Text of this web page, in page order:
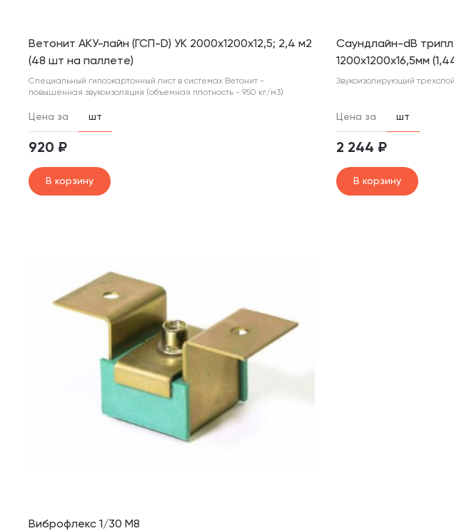
Ветонит АКУ-лайн (ГСП-D) УК 2000х1200х12,5; 2,4 м2
(48 шт на паллете)
Специальный гипсокартонный лист в системах Ветонит -
повышенная звукоизоляция (объемная плотность - 950 кг/м3)
Цена за шт
920 ₽
В корзину
Саундлайн-dB
1200х1200х16,5мм
Звукоизолирующий
Цена за шт
2 244 ₽
В корзину
Виброфлекс 1/30 М8